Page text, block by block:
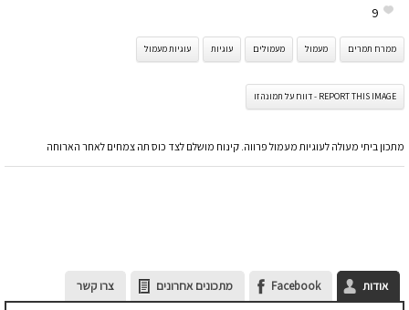
9
ממרח תמרים מעמול מעמולים עוגיות עוגיות מעמול
REPORT THIS IMAGE - דווח על תמונה זו
מתכון ביתי מעולה לעוגיות מעמול פרווה. קינוח מושלם לצד כוס תה צמחים לאחר הארוחה
אודות Facebook מתכונים אחרונים צרו קשר